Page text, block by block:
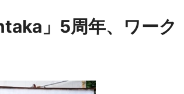
」5周年、ワーク